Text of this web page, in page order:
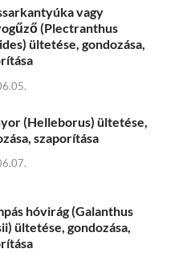
vagy
(Plectranthus
ültetése, gondozása,
(Helleborus) ültetése,
szaporítása
hóvirág (Galanthus
ültetése, gondozása,